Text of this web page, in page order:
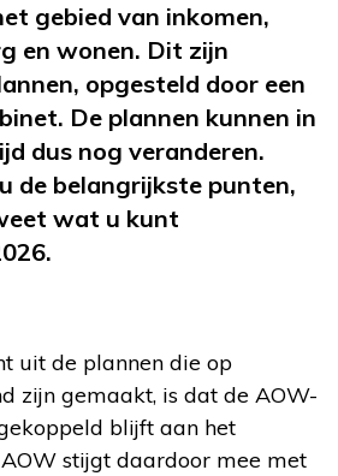
gebied van inkomen,
en wonen. Dit zijn
opgesteld door een
De plannen kunnen in
dus nog veranderen.
de belangrijkste punten,
wat u kunt
uit de plannen die op
zijn gemaakt, is dat de AOW-
blijft aan het
stijgt daardoor mee met